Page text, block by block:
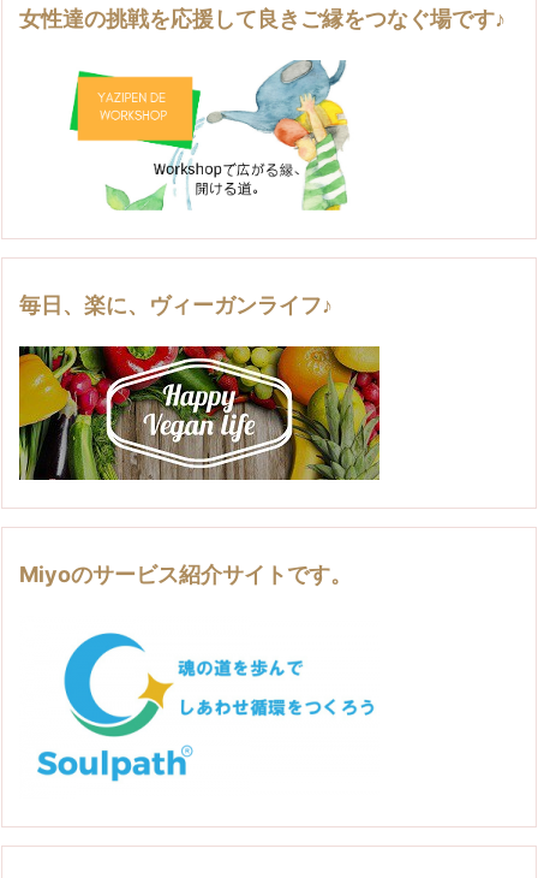
女性達の挑戦を応援して良きご縁をつなぐ場です♪
毎日、楽に、ヴィーガンライフ♪
Miyoのサービス紹介サイトです。